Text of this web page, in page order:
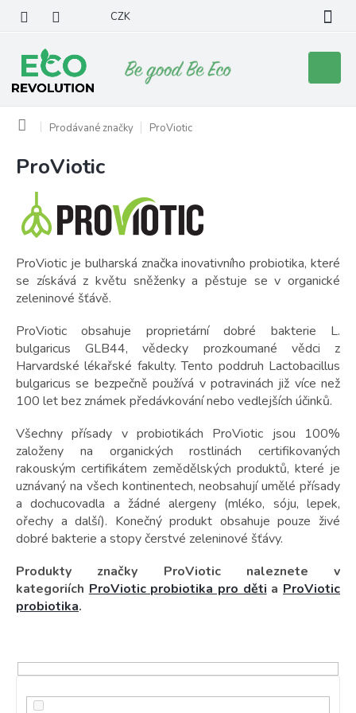
obsah
CZK
košík
Domů Prodávané značky ProViotic
ProViotic
ProViotic je bulharská značka inovativního probiotika, které
se získává z květu sněženky a pěstuje se v organické
zeleninové šťávě.
ProViotic obsahuje proprietární dobré bakterie L.
bulgaricus GLB44, vědecky prozkoumané vědci z
Harvardské lékařské fakulty. Tento poddruh Lactobacillus
bulgaricus se bezpečně používá v potravinách již více než
100 let bez známek předávkování nebo vedlejších účinků.
Všechny přísady v probiotikách ProViotic jsou 100%
založeny na organických rostlinách certifikovaných
rakouským certifikátem zemědělských produktů, které je
uznávaný na všech kontinentech, neobsahují umělé přísady
a dochucovadla a žádné alergeny (mléko, sóju, lepek,
ořechy a další). Konečný produkt obsahuje pouze živé
dobré bakterie a stopy čerstvé zeleninové šťávy.
Produkty značky ProViotic naleznete v
kategoriíchProViotic probiotika pro dětiaProViotic
probiotika.
V
s
r
o
d
u
k
t
ů